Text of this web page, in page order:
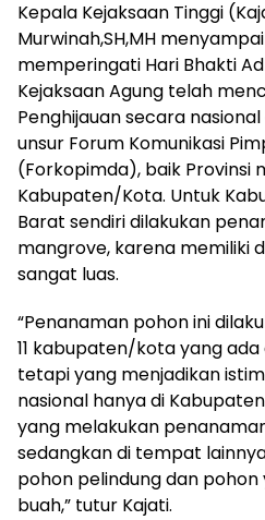
Kepala Kejaksaan Tinggi
Murwinah,SH,MH
memperingati Hari Bhakti
Kejaksaan Agung telah
Penghijauan secara
unsur Forum Komunikasi
(Forkopimda), baik Provinsi
Kabupaten/Kota. Untuk
Barat sendiri dilakukan
mangrove, karena memiliki
sangat luas.
“Penanaman pohon ini
11 kabupaten/kota yang
tetapi yang menjadikan
nasional hanya di
yang melakukan
sedangkan di tempat
pohon pelindung dan
buah,” tutur Kajati.